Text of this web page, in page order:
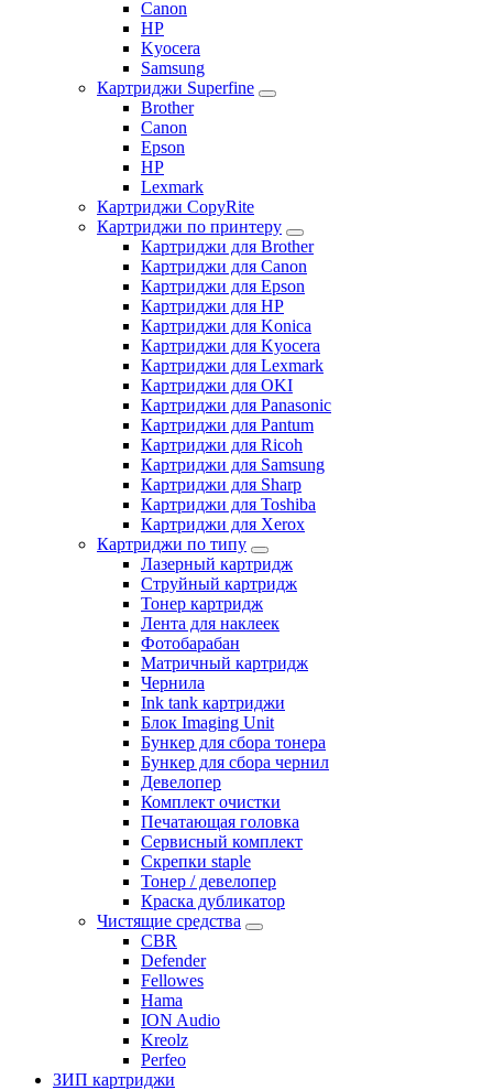
Canon
HP
Kyocera
Samsung
Картриджи Superfine
Brother
Canon
Epson
HP
Lexmark
Картриджи CopyRite
Картриджи по принтеру
Картриджи для Brother
Картриджи для Canon
Картриджи для Epson
Картриджи для HP
Картриджи для Konica
Картриджи для Kyocera
Картриджи для Lexmark
Картриджи для OKI
Картриджи для Panasonic
Картриджи для Pantum
Картриджи для Ricoh
Картриджи для Samsung
Картриджи для Sharp
Картриджи для Toshiba
Картриджи для Xerox
Картриджи по типу
Лазерный картридж
Струйный картридж
Тонер картридж
Лента для наклеек
Фотобарабан
Матричный картридж
Чернила
Ink tank картриджи
Блок Imaging Unit
Бункер для сбора тонера
Бункер для сбора чернил
Девелопер
Комплект очистки
Печатающая головка
Сервисный комплект
Скрепки staple
Тонер / девелопер
Краска дубликатор
Чистящие средства
CBR
Defender
Fellowes
Hama
ION Audio
Kreolz
Perfeo
ЗИП картриджи